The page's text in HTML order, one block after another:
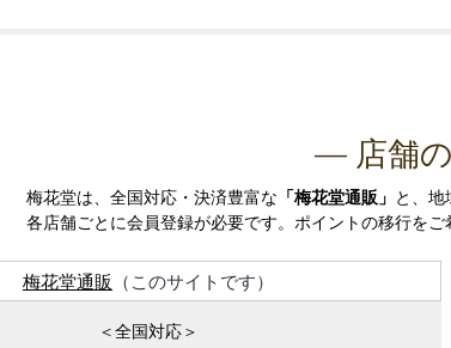
― 店舗
梅花堂は、全国対応・決済豊富な 「梅花堂通販」 と、
各店舗ごとに会員登録が必要です。ポイントの移行を
梅花堂通販 （このサイトです）
＜全国対応＞